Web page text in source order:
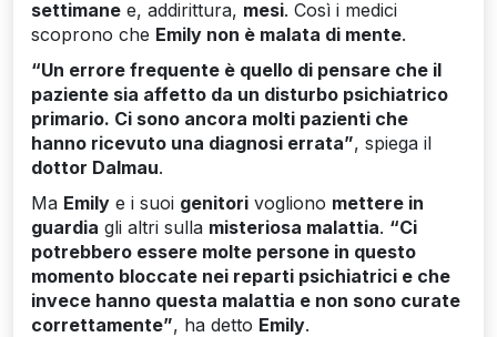
settimane e, addirittura, mesi. Così i medici
scoprono che Emily non è malata di mente.
“Un errore frequente è quello di pensare che il
paziente sia affetto da un disturbo psichiatrico
primario. Ci sono ancora molti pazienti che
hanno ricevuto una diagnosi errata”, spiega il
dottor Dalmau.
Ma Emily e i suoi genitori vogliono mettere in
guardia gli altri sulla misteriosa malattia. “Ci
potrebbero essere molte persone in questo
momento bloccate nei reparti psichiatrici e che
invece hanno questa malattia e non sono curate
correttamente”, ha detto Emily.